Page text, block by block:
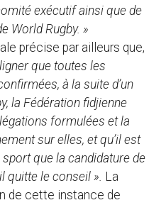
exécutif ainsi que de
World Rugby. »
précise par ailleurs que,
que toutes les
à la suite d’un
la Fédération fidjienne
formulées et la
sur elles, et qu’il est
que la candidature de
quitte le conseil ». La
de cette instance de